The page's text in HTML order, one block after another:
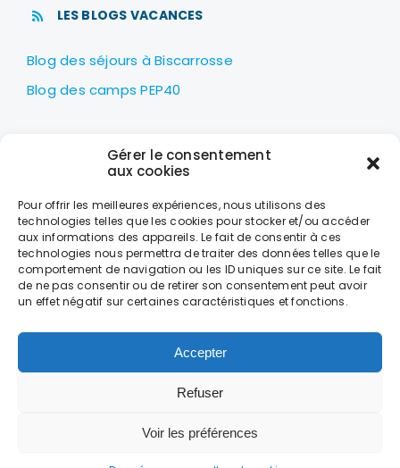
Gérer le consentement
aux cookies
Pour offrir les meilleures expériences, nous utilisons des
technologies telles que les cookies pour stocker et/ou accéder
aux informations des appareils. Le fait de consentir à ces
technologies nous permettra de traiter des données telles que le
comportement de navigation ou les ID uniques sur ce site. Le fait
de ne pas consentir ou de retirer son consentement peut avoir
un effet négatif sur certaines caractéristiques et fonctions.
Accepter
Refuser
Voir les préférences
LES BLOGS VACANCES
Blog des séjours à Biscarrosse
Blog des camps PEP40
LES PEP40
Centre nautique Jean Udaquiola
40600 BISCARROSSE
+33 (0)5 58 78 10 47
LES HORAIRES
DE 9H À 18H
MENTIONS LÉGALES
CONDITIONS GÉNÉRALES DE VENTE
Hébergement – Adiane – Dax –
www.adiane.com